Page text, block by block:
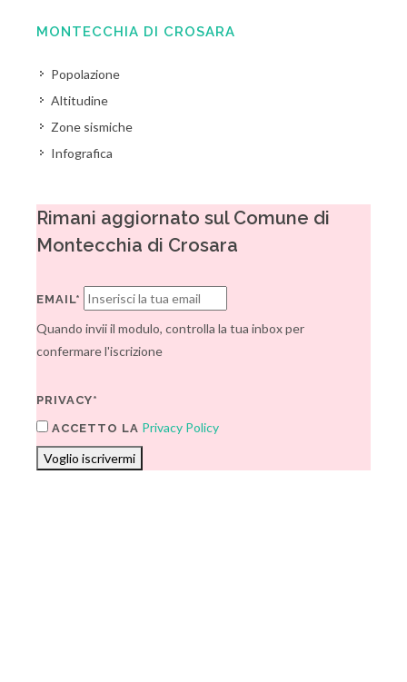
MONTECCHIA DI CROSARA
Popolazione
Altitudine
Zone sismiche
Infografica
Rimani aggiornato sul Comune di
Montecchia di Crosara
EMAIL*
Quando invii il modulo, controlla la tua inbox per
confermare l'iscrizione
PRIVACY*
ACCETTO LA Privacy Policy
Voglio iscrivermi